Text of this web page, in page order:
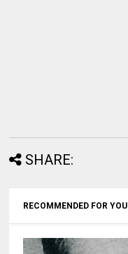
SHARE:
RECOMMENDED FOR YOU